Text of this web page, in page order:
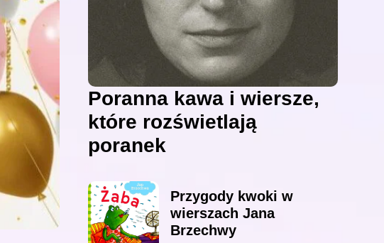
Poranna kawa i wiersze,
które rozświetlają
poranek
Przygody kwoki w
wierszach Jana
Brzechwy